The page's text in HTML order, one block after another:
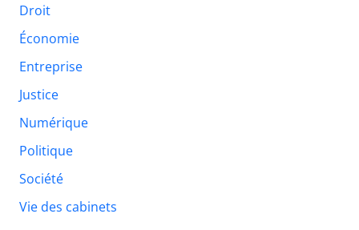
Droit
Économie
Entreprise
Justice
Numérique
Politique
Société
Vie des cabinets